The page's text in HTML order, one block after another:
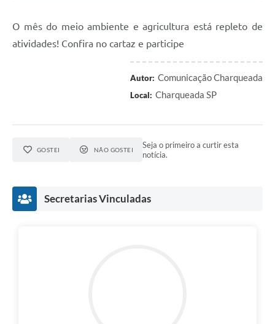
O mês do meio ambiente e agricultura está repleto de
atividades! Confira no cartaz e participe
Autor: Comunicação Charqueada
Local: Charqueada SP
GOSTEI NÃO GOSTEI
Seja o primeiro a curtir esta
notícia.
Secretarias Vinculadas